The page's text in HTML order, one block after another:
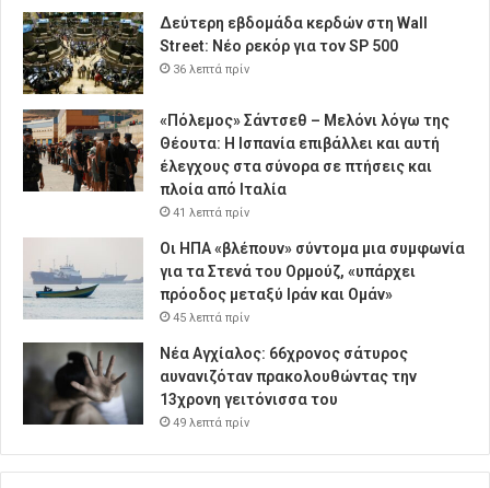
Δεύτερη εβδομάδα κερδών στη Wall
Street: Νέο ρεκόρ για τον SP 500
36 λεπτά πρίν
«Πόλεμος» Σάντσεθ – Μελόνι λόγω της
Θέουτα: Η Ισπανία επιβάλλει και αυτή
έλεγχους στα σύνορα σε πτήσεις και
πλοία από Ιταλία
41 λεπτά πρίν
Οι ΗΠΑ «βλέπουν» σύντομα μια συμφωνία
για τα Στενά του Ορμούζ, «υπάρχει
πρόοδος μεταξύ Ιράν και Ομάν»
45 λεπτά πρίν
Νέα Αγχίαλος: 66χρονος σάτυρος
αυνανιζόταν πρακολουθώντας την
13χρονη γειτόνισσα του
49 λεπτά πρίν